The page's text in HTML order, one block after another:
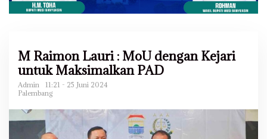
M Raimon Lauri : MoU dengan Kejari
untuk Maksimalkan PAD
Admin
11:21 - 25 Juni 2024
Palembang